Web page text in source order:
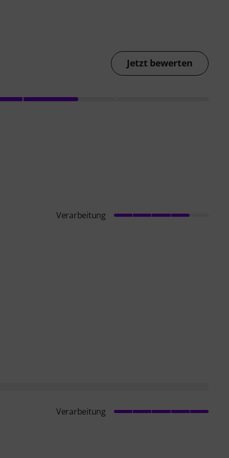
Jetzt bewerten
Verarbeitung
Verarbeitung